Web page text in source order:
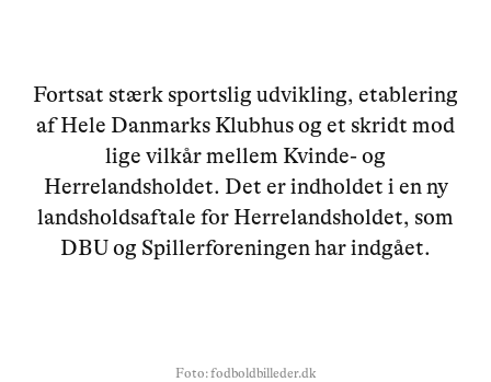
Fortsat stærk sportslig udvikling, etablering
af Hele Danmarks Klubhus og et skridt mod
lige vilkår mellem Kvinde- og
Herrelandsholdet. Det er indholdet i en ny
landsholdsaftale for Herrelandsholdet, som
DBU og Spillerforeningen har indgået.
Foto: fodboldbilleder.dk